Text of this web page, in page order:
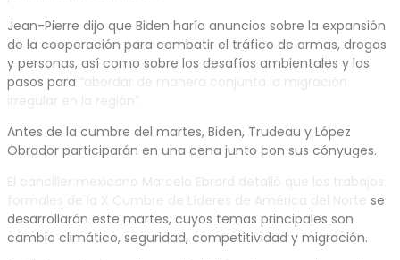
Jean-Pierre dijo que Biden haría anuncios sobre la expansión
de la cooperación para combatir el tráfico de armas, drogas
y personas, así como sobre los desafíos ambientales y los
pasos para
Antes de la cumbre del martes, Biden, Trudeau y López
Obrador participarán en una cena junto con sus cónyuges.
se
desarrollarán este martes, cuyos temas principales son
cambio climático, seguridad, competitividad y migración.